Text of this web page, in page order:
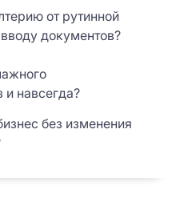
от рутинной
документов?
и навсегда?
без изменения
конфиденциальности